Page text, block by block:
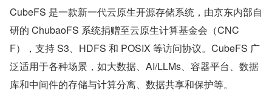
CubeFS 是一款新一代云原生开源存储系统，由京东内部自
研的 ChubaoFS 系统捐赠至云原生计算基金会（CNC
F），支持 S3、HDFS 和 POSIX 等访问协议。CubeFS 广
泛适用于各种场景，如大数据、AI/LLMs、容器平台、数据
库和中间件的存储与计算分离、数据共享和保护等。